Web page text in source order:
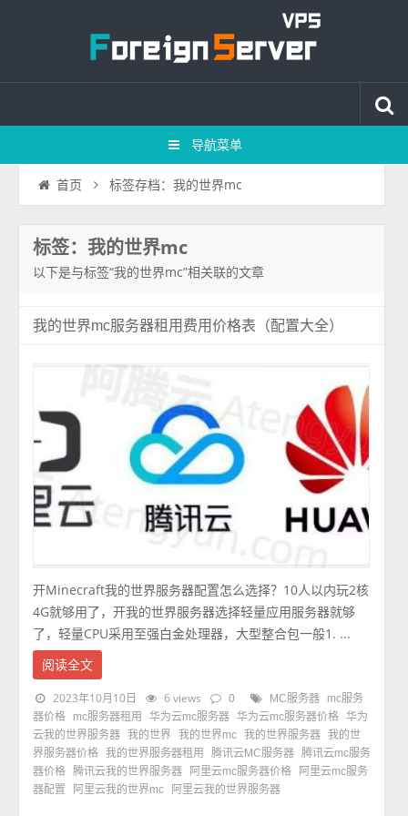
导航菜单
首页 标签存档：我的世界mc
标签：我的世界mc
以下是与标签“我的世界mc”相关联的文章
我的世界mc服务器租用费用价格表（配置大全）
开Minecraft我的世界服务器配置怎么选择？10人以内玩2核
4G就够用了，开我的世界服务器选择轻量应用服务器就够
了，轻量CPU采用至强白金处理器，大型整合包一般1. ...
阅读全文
2023年10月10日 6 views 0 MC服务器
mc服务
器价格
mc服务器租用 华为云mc服务器 华为云mc服务器价格 华为
云我的世界服务器 我的世界 我的世界mc 我的世界服务器 我的世
界服务器价格 我的世界服务器租用 腾讯云MC服务器 腾讯云mc服务
器价格 腾讯云我的世界服务器 阿里云mc服务器价格
阿里云mc服务
器配置
阿里云我的世界mc 阿里云我的世界服务器